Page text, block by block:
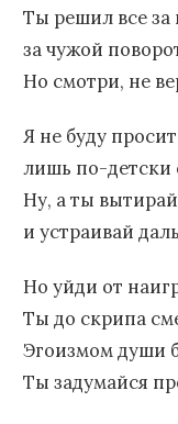
Ты решил все за
за чужой
Но смотри, не
Я не буду
лишь по-детски
Ну, а ты
и устраивай
Но уйди от
Ты до скрипа
Эгоизмом души
Ты задумайся